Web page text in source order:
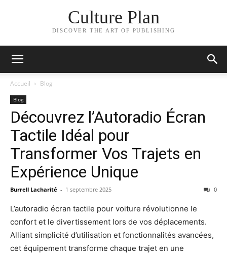
Culture Plan
DISCOVER THE ART OF PUBLISHING
Accueil Blog
Blog
Découvrez l’Autoradio Écran
Tactile Idéal pour
Transformer Vos Trajets en
Expérience Unique
Burrell Lacharité - 1 septembre 2025 0
L’autoradio écran tactile pour voiture révolutionne le
confort et le divertissement lors de vos déplacements.
Alliant simplicité d’utilisation et fonctionnalités avancées,
cet équipement transforme chaque trajet en une